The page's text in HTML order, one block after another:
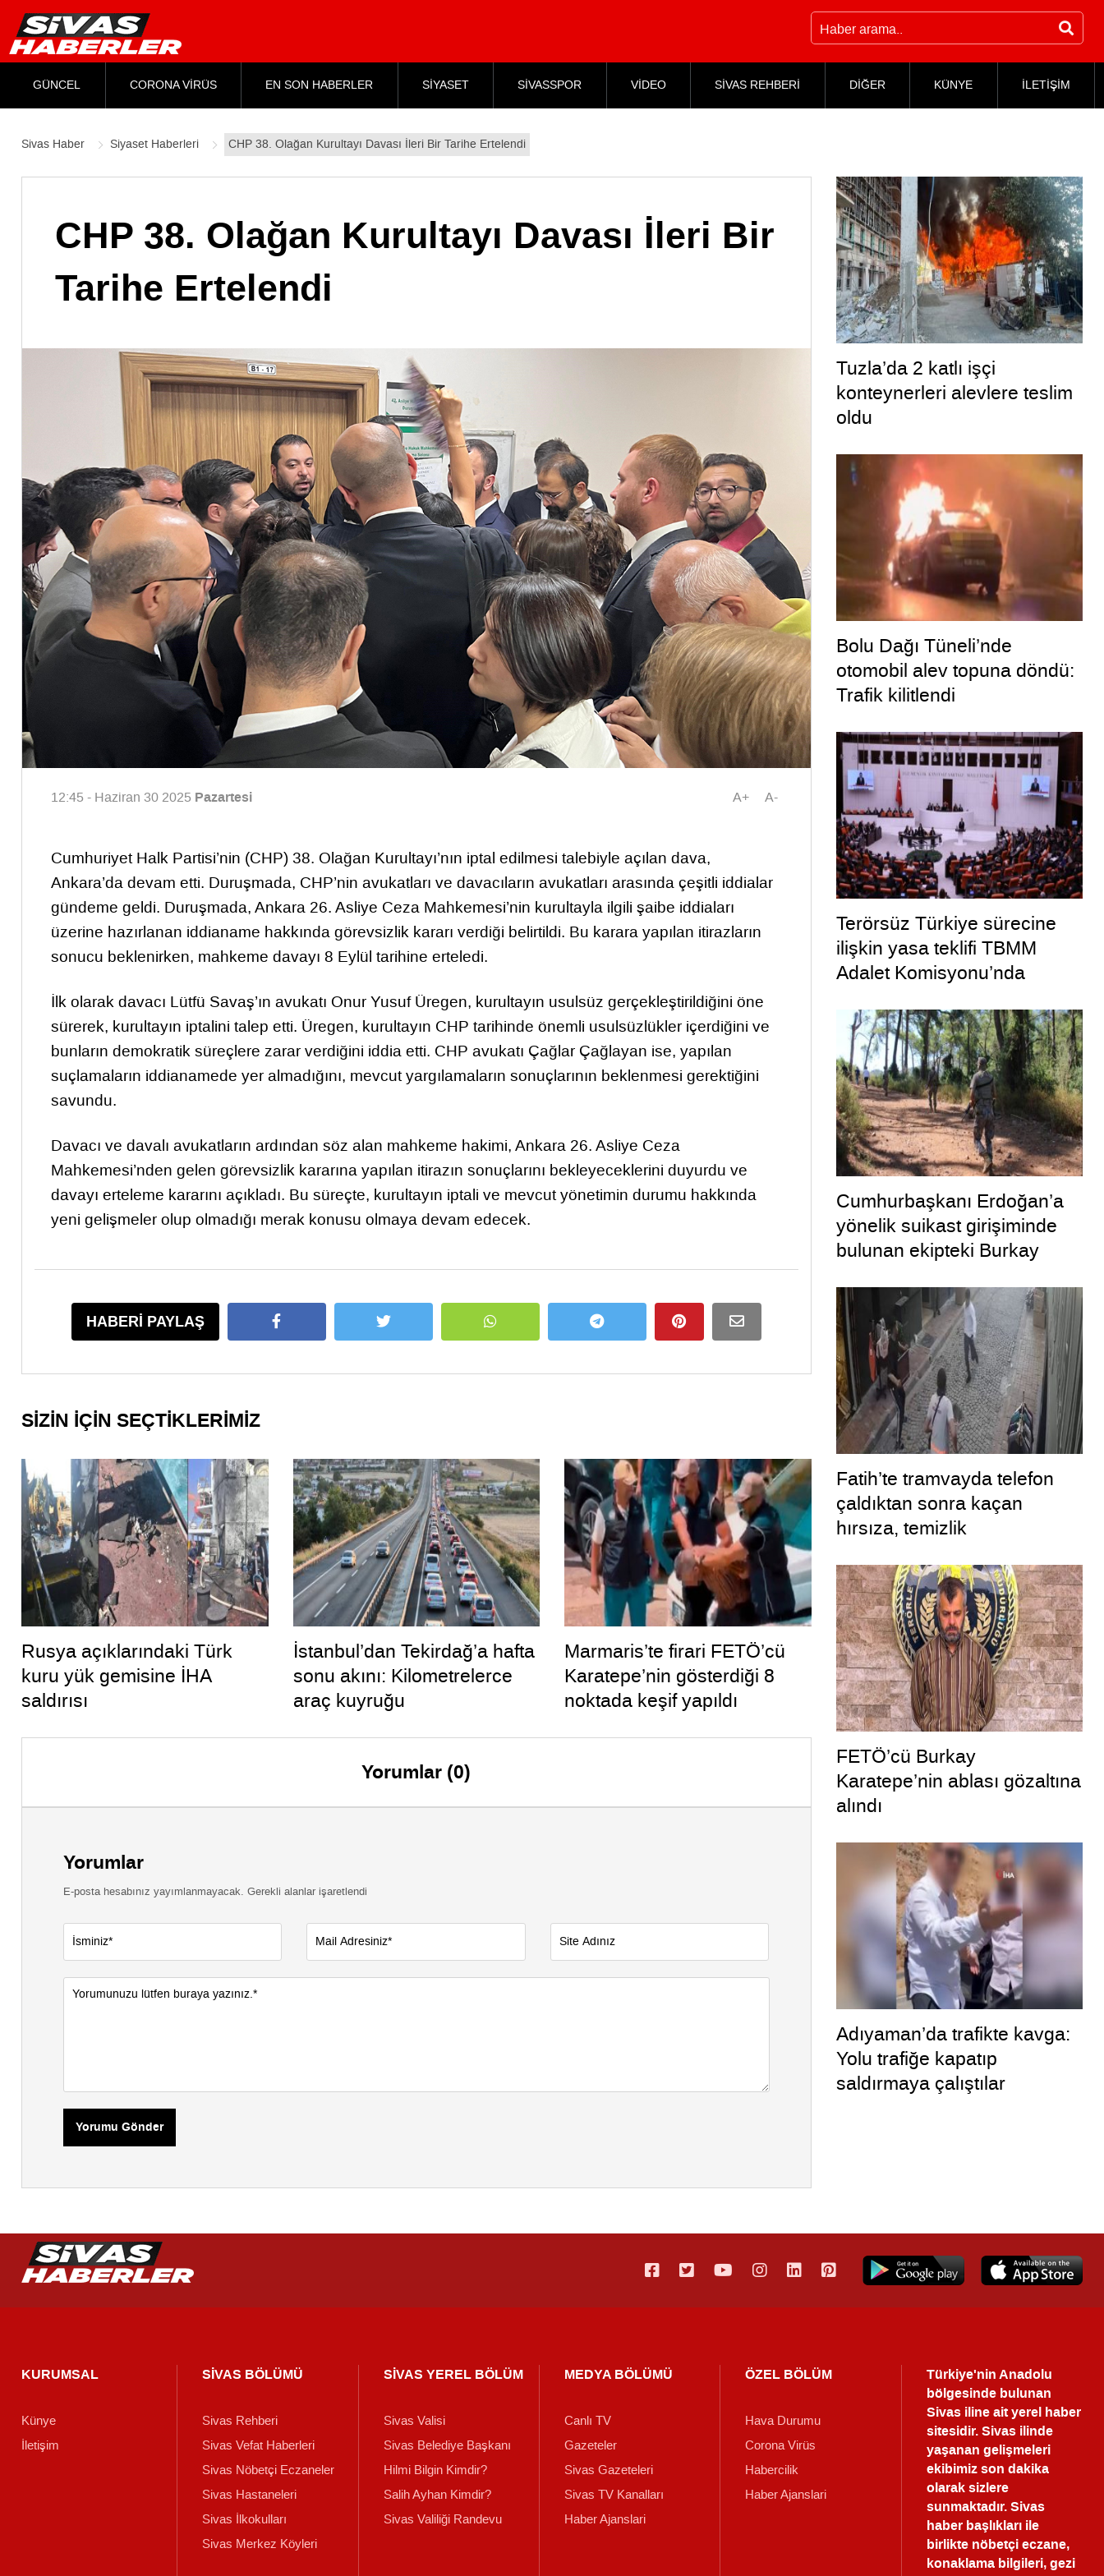
GÜNCEL CORONA VİRÜS EN SON HABERLER SİYASET SİVASSPOR VİDEO SİVAS REHBERİ DİĞER KÜNYE İLETİŞİM
Sivas Haber Siyaset Haberleri CHP 38. Olağan Kurultayı Davası İleri Bir Tarihe Ertelendi
CHP 38. Olağan Kurultayı Davası İleri Bir
Tarihe Ertelendi
12:45 - Haziran 30 2025 Pazartesi A+ A-
Cumhuriyet Halk Partisi’nin (CHP) 38. Olağan Kurultayı’nın iptal edilmesi talebiyle açılan dava,
Ankara’da devam etti. Duruşmada, CHP’nin avukatları ve davacıların avukatları arasında çeşitli iddialar
gündeme geldi. Duruşmada, Ankara 26. Asliye Ceza Mahkemesi’nin kurultayla ilgili şaibe iddiaları
üzerine hazırlanan iddianame hakkında görevsizlik kararı verdiği belirtildi. Bu karara yapılan itirazların
sonucu beklenirken, mahkeme davayı 8 Eylül tarihine erteledi.
İlk olarak davacı Lütfü Savaş’ın avukatı Onur Yusuf Üregen, kurultayın usulsüz gerçekleştirildiğini öne
sürerek, kurultayın iptalini talep etti. Üregen, kurultayın CHP tarihinde önemli usulsüzlükler içerdiğini ve
bunların demokratik süreçlere zarar verdiğini iddia etti. CHP avukatı Çağlar Çağlayan ise, yapılan
suçlamaların iddianamede yer almadığını, mevcut yargılamaların sonuçlarının beklenmesi gerektiğini
savundu.
Davacı ve davalı avukatların ardından söz alan mahkeme hakimi, Ankara 26. Asliye Ceza
Mahkemesi’nden gelen görevsizlik kararına yapılan itirazın sonuçlarını bekleyeceklerini duyurdu ve
davayı erteleme kararını açıkladı. Bu süreçte, kurultayın iptali ve mevcut yönetimin durumu hakkında
yeni gelişmeler olup olmadığı merak konusu olmaya devam edecek.
HABERİ PAYLAŞ
SİZİN İÇİN SEÇTİKLERİMİZ
Rusya açıklarındaki Türk
kuru yük gemisine İHA
saldırısı
İstanbul’dan Tekirdağ’a hafta
sonu akını: Kilometrelerce
araç kuyruğu
Marmaris’te firari FETÖ’cü
Karatepe’nin gösterdiği 8
noktada keşif yapıldı
Yorumlar (0)
Yorumlar
E-posta hesabınız yayımlanmayacak. Gerekli alanlar işaretlendi
Yorumu Gönder
Tuzla’da 2 katlı işçi
konteynerleri alevlere teslim
oldu
Bolu Dağı Tüneli’nde
otomobil alev topuna döndü:
Trafik kilitlendi
Terörsüz Türkiye sürecine
ilişkin yasa teklifi TBMM
Adalet Komisyonu’nda
Cumhurbaşkanı Erdoğan’a
yönelik suikast girişiminde
bulunan ekipteki Burkay
Fatih’te tramvayda telefon
çaldıktan sonra kaçan
hırsıza, temizlik
müdahale kamerada
FETÖ’cü Burkay
Karatepe’nin ablası gözaltına
alındı
Adıyaman’da trafikte kavga:
Yolu trafiğe kapatıp
saldırmaya çalıştılar
KURUMSAL
Künye
İletişim
SİVAS BÖLÜMÜ
Sivas Rehberi
Sivas Vefat Haberleri
Sivas Nöbetçi Eczaneler
Sivas Hastaneleri
Sivas İlkokulları
Sivas Merkez Köyleri
SİVAS YEREL BÖLÜM
Sivas Valisi
Sivas Belediye Başkanı
Hilmi Bilgin Kimdir?
Salih Ayhan Kimdir?
Sivas Valiliği Randevu
MEDYA BÖLÜMÜ
Canlı TV
Gazeteler
Sivas Gazeteleri
Sivas TV Kanalları
Haber Ajanslari
ÖZEL BÖLÜM
Hava Durumu
Corona Virüs
Habercilik
Haber Ajanslari
Türkiye'nin Anadolu
bölgesinde bulunan
Sivas iline ait yerel haber
sitesidir. Sivas ilinde
yaşanan gelişmeleri
ekibimiz son dakika
olarak sizlere
sunmaktadır.Sivas
haberbaşlıkları ile
birlikte nöbetçi eczane,
konaklama bilgileri, gezi